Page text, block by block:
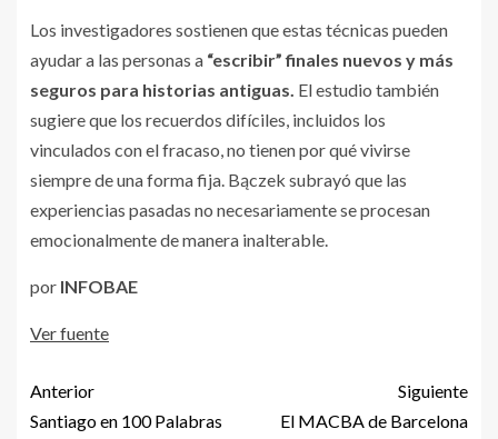
Los investigadores sostienen que estas técnicas pueden
ayudar a las personas a “escribir” finales nuevos y más
seguros para historias antiguas. El estudio también
sugiere que los recuerdos difíciles, incluidos los
vinculados con el fracaso, no tienen por qué vivirse
siempre de una forma fija. Bączek subrayó que las
experiencias pasadas no necesariamente se procesan
emocionalmente de manera inalterable.
por INFOBAE
Ver fuente
Anterior
Santiago en 100 Palabras
Siguiente
El MACBA de Barcelona